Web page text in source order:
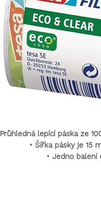
Průhledná lepící páska ze
• Šířka pásky je 15
• Jedno balení